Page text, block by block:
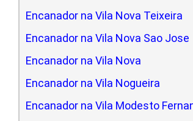
Encanador na Vila Nova Teixeira
Encanador na Vila Nova Sao Jose
Encanador na Vila Nova
Encanador na Vila Nogueira
Encanador na Vila Modesto